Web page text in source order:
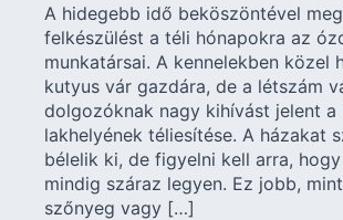
A hidegebb idő beköszöntével
felkészülést a téli hónapokra az
munkatársai. A kennelekben közel
kutyus vár gazdára, de a létszám
dolgozóknak nagy kihívást jelent a
lakhelyének téliesítése. A házakat
bélelik ki, de figyelni kell arra,
mindig száraz legyen. Ez jobb,
szőnyeg vagy […]